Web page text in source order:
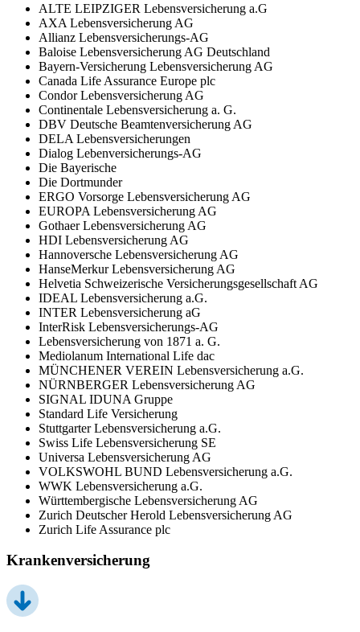
ALTE LEIPZIGER Lebensversicherung a.G
AXA Lebensversicherung AG
Allianz Lebensversicherungs-AG
Baloise Lebensversicherung AG Deutschland
Bayern-Versicherung Lebensversicherung AG
Canada Life Assurance Europe plc
Condor Lebensversicherung AG
Continentale Lebensversicherung a. G.
DBV Deutsche Beamtenversicherung AG
DELA Lebensversicherungen
Dialog Lebenversicherungs-AG
Die Bayerische
Die Dortmunder
ERGO Vorsorge Lebensversicherung AG
EUROPA Lebensversicherung AG
Gothaer Lebensversicherung AG
HDI Lebensversicherung AG
Hannoversche Lebensversicherung AG
HanseMerkur Lebensversicherung AG
Helvetia Schweizerische Versicherungsgesellschaft AG
IDEAL Lebensversicherung a.G.
INTER Lebensversicherung aG
InterRisk Lebensversicherungs-AG
Lebensversicherung von 1871 a. G.
Mediolanum International Life dac
MÜNCHENER VEREIN Lebensversicherung a.G.
NÜRNBERGER Lebensversicherung AG
SIGNAL IDUNA Gruppe
Standard Life Versicherung
Stuttgarter Lebensversicherung a.G.
Swiss Life Lebensversicherung SE
Universa Lebensversicherung AG
VOLKSWOHL BUND Lebensversicherung a.G.
WWK Lebensversicherung a.G.
Württembergische Lebensversicherung AG
Zurich Deutscher Herold Lebensversicherung AG
Zurich Life Assurance plc
Krankenversicherung